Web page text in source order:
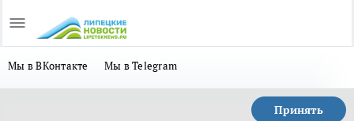
Мы в ВКонтакте Мы в Telegram
Принять